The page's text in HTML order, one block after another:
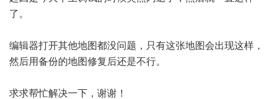
了。
编辑器打开其他地图都没问题，只有这张地图会出现这样，
然后用备份的地图修复后还是不行。
求求帮忙解决一下，谢谢！